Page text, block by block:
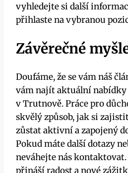
vyhledejte si další
přihlaste na vybranou
Závěrečné
Doufáme, že se vám náš
vám najít aktuální
v Trutnově. Práce pro
skvělý způsob, jak si
zůstat aktivní a zapojený
Pokud máte další dotazy
neváhejte nás
přináší radost a nové